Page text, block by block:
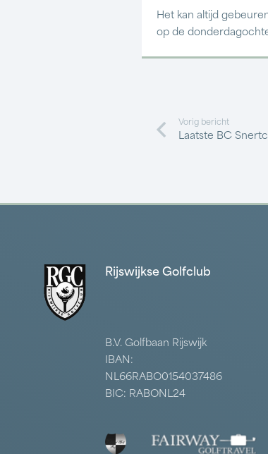
Het kan altijd
op de
Vorig bericht
Laatste BC
Rijswijkse Golfclub
B.V. Golfbaan Rijswijk
IBAN:
NL66RABO0154037486
BIC: RABONL24